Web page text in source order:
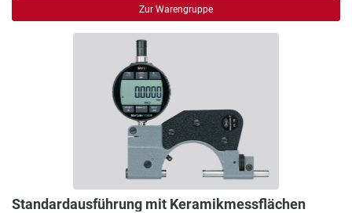
Zur Warengruppe
Standardausführung mit Keramikmessflächen